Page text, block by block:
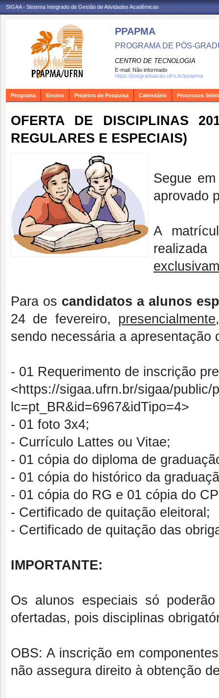
SIGAA - Sistema Integrado de Gestão de Atividades Acadêmicas
PPAPMA
PROGRAMA DE PÓS-
CENTRO DE TECNOLOGIA
E-mail: Não informado
https://posgraduacao.ufrn.br/ppapma
Programa Ensino Projetos de Pesquisa Calendário Processos
OFERTA DE DISCIPLINAS
REGULARES E ESPECIAIS)
Segue
aprovado
A
Para os candidatos a alunos
24 de fevereiro, presencialmente
sendo necessária a apresentação
- 01 Requerimento de inscrição
<https://sigaa.ufrn.br/sigaa/public/
lc=pt_BR&id=6967&idTipo=4>
- 01 foto 3x4;
- Currículo Lattes ou Vitae;
- 01 cópia do diploma de
- 01 cópia do histórico da
- 01 cópia do RG e 01 cópia do
- Certificado de quitação eleitoral;
- Certificado de quitação das
IMPORTANTE:
Os alunos especiais só
ofertadas, pois disciplinas
OBS: A inscrição em
não assegura direito à obtenção